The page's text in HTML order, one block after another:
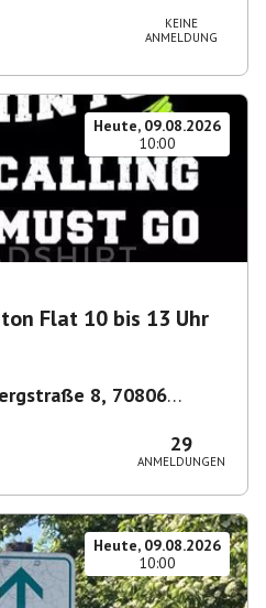
KEINE
ANMELDUNG
Heute, 09.08.2026
10:00
🏸SONNTAG Badminton Flat 10 bis 13 Uhr
8, 70806
29
ANMELDUNGEN
Heute, 09.08.2026
10:00